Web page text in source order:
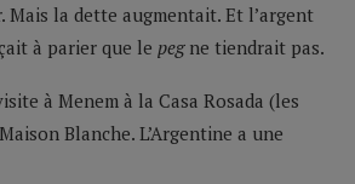
Mais la dette augmentait. Et l’argent
à parier que le pegne tiendrait pas.
à Menem à la Casa Rosada (les
Blanche. L’Argentine a une